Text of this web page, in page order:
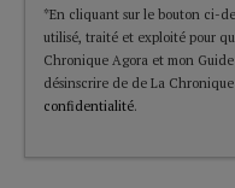
*En cliquant sur le bouton ci-
utilisé, traité et exploité pour
Chronique Agora et mon
désinscrire de de La
confidentialité.